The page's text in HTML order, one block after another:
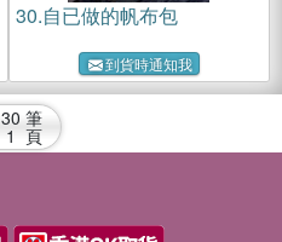
30.自已做的帆布包
到貨時通知我
30 筆
1 頁